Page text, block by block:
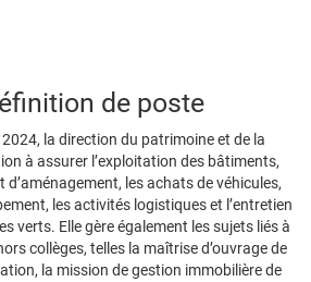
de poste
la direction du patrimoine et de la
à assurer l’exploitation des bâtiments,
d’aménagement, les achats de véhicules,
les activités logistiques et l’entretien
verts. Elle gère également les sujets liés à
collèges, telles la maîtrise d’ouvrage de
la mission de gestion immobilière de